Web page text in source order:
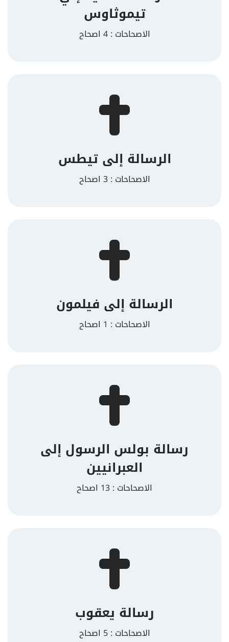
تيموثاوس
الاصحاحات : 4 اصحاح
الرسالة إلى تيطس
الاصحاحات : 3 اصحاح
الرسالة إلى فيلمون
الاصحاحات : 1 اصحاح
رسالة بولس الرسول إلى
العبرانيين
الاصحاحات : 13 اصحاح
رسالة يعقوب
الاصحاحات : 5 اصحاح